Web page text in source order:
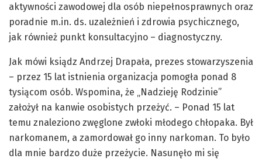
aktywności zawodowej dla osób niepełnosprawnych oraz
poradnie m.in. ds. uzależnień i zdrowia psychicznego,
jak również punkt konsultacyjno – diagnostyczny.
Jak mówi ksiądz Andrzej Drapała, prezes stowarzyszenia
– przez 15 lat istnienia organizacja pomogła ponad 8
tysiącom osób. Wspomina, że „Nadzieję Rodzinie”
założył na kanwie osobistych przeżyć. – Ponad 15 lat
temu znaleziono zwęglone zwłoki młodego chłopaka. Był
narkomanem, a zamordował go inny narkoman. To było
dla mnie bardzo duże przeżycie. Nasunęło mi się